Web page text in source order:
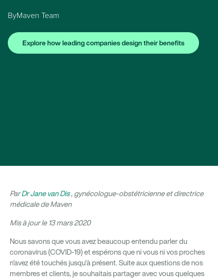
ByMaven Team
Explore how leading companies design their benefits
ParDr Jane van Dis, gynécologue-obstétricienne et directrice
médicale de Maven
Mis à jour le 13 mars 2020
Nous savons que vous avez beaucoup entendu parler du
coronavirus (COVID-19) et espérons que ni vous ni vos proches
n'avez été touchés jusqu'à présent. Suite aux questions de nos
membres et clients, je souhaitais partager avec vous quelques